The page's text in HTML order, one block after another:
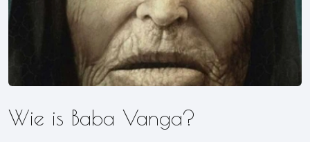
Wie is Baba Vanga?